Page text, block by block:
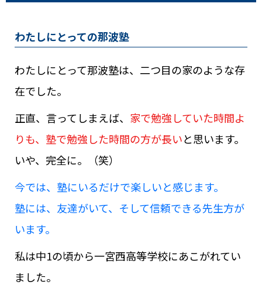
わたしにとっての那波塾
わたしにとって那波塾は、二つ目の家のような存
在でした。
正直、言ってしまえば、 家で勉強していた時間よ
りも、塾で勉強した時間の方が長いと思います。
いや、完全に。（笑）
今では、塾にいるだけで楽しいと感じます。
塾には、友達がいて、そして信頼できる先生方が
います。
私は中1の頃から一宮西高等学校にあこがれてい
ました。